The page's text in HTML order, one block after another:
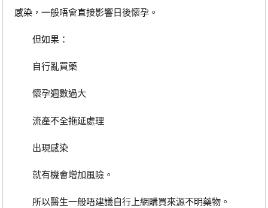
感染，一般唔會直接影響日後懷孕。
但如果：
自行亂買藥
懷孕週數過大
流產不全拖延處理
出現感染
就有機會增加風險。
所以醫生一般唔建議自行上網購買來源不明藥物。